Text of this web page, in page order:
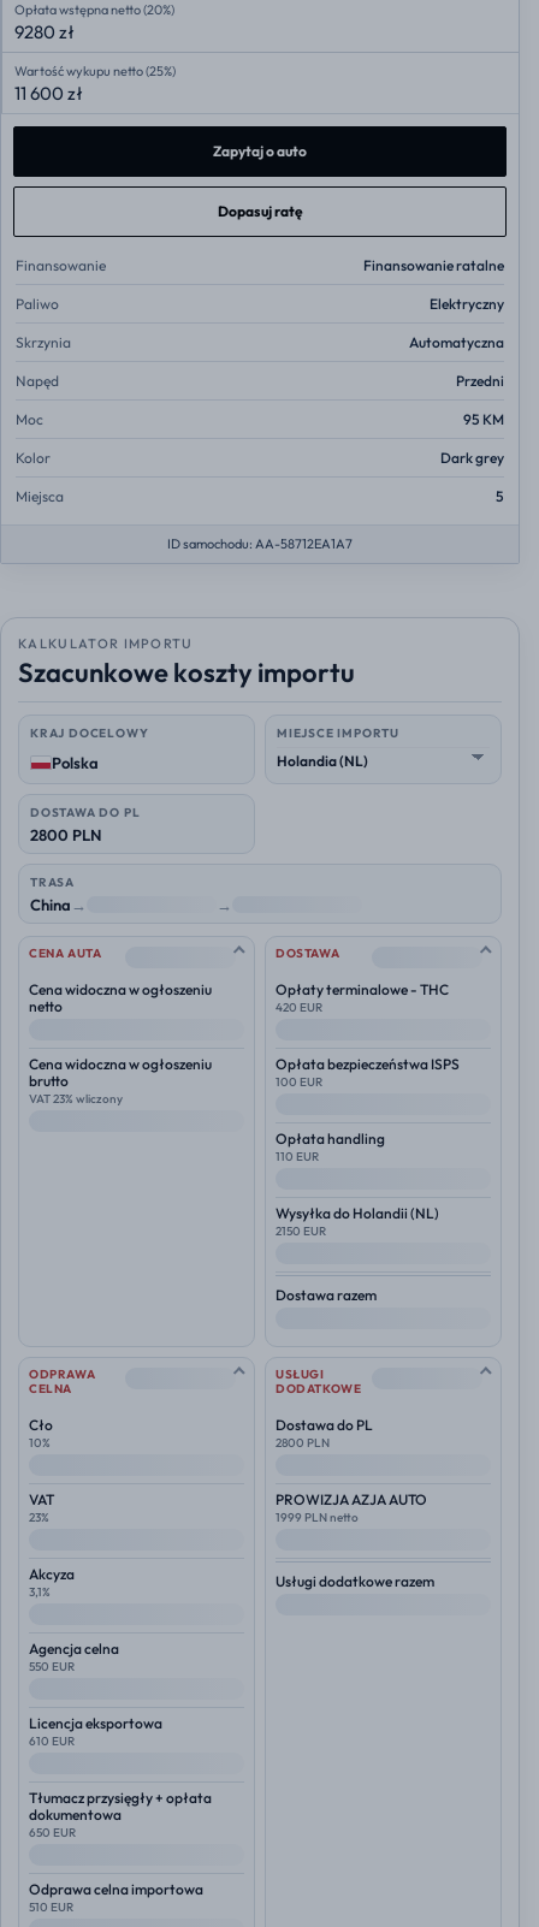
Opłata wstępna netto (20%)
9280 zł
Wartość wykupu netto (25%)
11 600 zł
Zapytaj o auto
Dopasuj ratę
Finansowanie Finansowanie ratalne
Paliwo Elektryczny
Skrzynia Automatyczna
Napęd Przedni
Moc 95 KM
Kolor Dark grey
Miejsca 5
ID samochodu: AA-58712EA1A7
KALKULATOR IMPORTU
Szacunkowe koszty importu
KRAJ DOCELOWY
Polska
MIEJSCE IMPORTU
DOSTAWA DO PL
2800 PLN
TRASA
China→ →
CENA AUTA --
Cena widoczna w ogłoszeniu
netto
Cena widoczna w ogłoszeniu
brutto
VAT 23% wliczony
DOSTAWA --
Opłaty terminalowe - THC
420 EUR
Opłata bezpieczeństwa ISPS
100 EUR
Opłata handling
110 EUR
Wysyłka do Holandii (NL)
2150 EUR
Dostawa razem
ODPRAWA
CELNA
--
Cło
10%
VAT
23%
Akcyza
3,1%
Agencja celna
550 EUR
Licencja eksportowa
610 EUR
Tłumacz przysięgły + opłata
dokumentowa
650 EUR
Odprawa celna importowa
510 EUR
USŁUGI
DODATKOWE
--
Dostawa do PL
2800 PLN
PROWIZJA AZJA AUTO
1999 PLN netto
Usługi dodatkowe razem